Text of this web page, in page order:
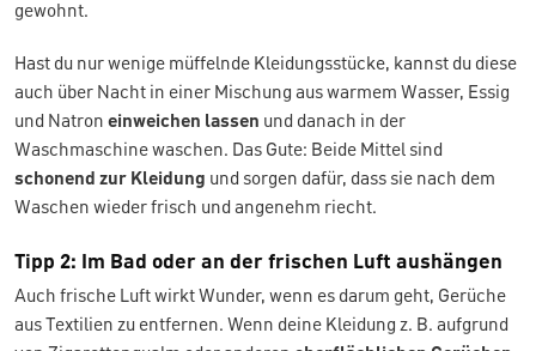
gewohnt.
Hast du nur wenige müffelnde Kleidungsstücke, kannst du diese
auch über Nacht in einer Mischung aus warmem Wasser, Essig
und Natron einweichen lassen und danach in der
Waschmaschine waschen. Das Gute: Beide Mittel sind
schonend zur Kleidung und sorgen dafür, dass sie nach dem
Waschen wieder frisch und angenehm riecht.
Tipp 2: Im Bad oder an der frischen Luft aushängen
Auch frische Luft wirkt Wunder, wenn es darum geht, Gerüche
aus Textilien zu entfernen. Wenn deine Kleidung z. B. aufgrund